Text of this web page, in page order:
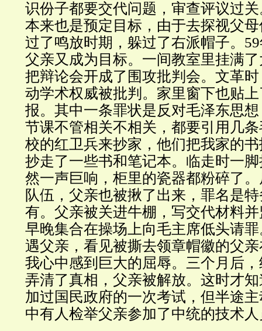
识份子都要交代问题，审查评议过
本来也是预定目标，由于去探视父
过了鸣放时期，躲过了右派帽子。
父亲又成为目标。一间教室里挂满
把辩论会开成了围攻批判会。文革
动学术权威被批判。家里窗下也贴
报。其中一条罪状是反对毛泽东思
节课不管相关不相关，都要引用几
校的红卫兵来抄家，他们把我家的
抄走了一些书和笔记本。临走时一
然一声巨响，柜里的瓷器都粉碎了
队伍，父亲也被揪了出来，罪名是
有。父亲被关进牛棚，写交代材料
早晚集合在操场上向毛主席低头请
遇父亲，看见被撕去领章帽徽的父
我心中感到巨大的屈辱。三个月后
弄清了真相，父亲被解放。这时才
加过国民政府的一次考试，但半途
中有人检举父亲参加了中统的技术